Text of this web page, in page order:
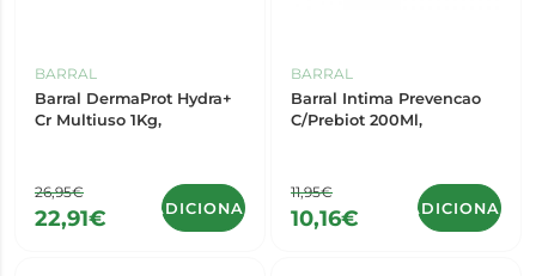
BARRAL
Barral DermaProt Hydra+
Cr Multiuso 1Kg,
26,95€
22,91€ ADICIONAR
BARRAL
Barral Intima Prevencao
C/Prebiot 200Ml,
11,95€
10,16€ ADICIONAR